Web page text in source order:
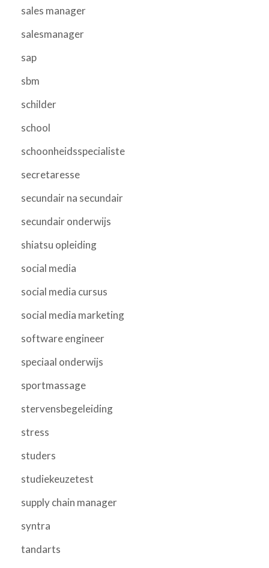
sales manager
salesmanager
sap
sbm
schilder
school
schoonheidsspecialiste
secretaresse
secundair na secundair
secundair onderwijs
shiatsu opleiding
social media
social media cursus
social media marketing
software engineer
speciaal onderwijs
sportmassage
stervensbegeleiding
stress
studers
studiekeuzetest
supply chain manager
syntra
tandarts